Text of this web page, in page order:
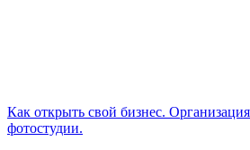
Как открыть свой бизнес.
фотостудии.